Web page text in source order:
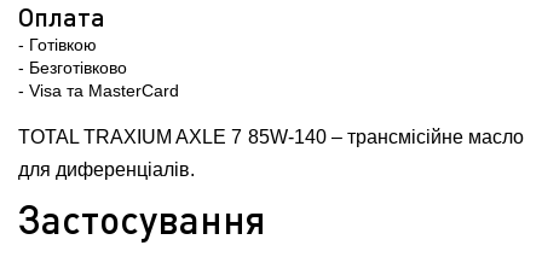
Оплата
- Готівкою
- Безготівково
- Visa та MasterCard
TOTAL TRAXIUM AXLE 7 85W-140 – трансмісійне масло
для диференціалів.
Застосування